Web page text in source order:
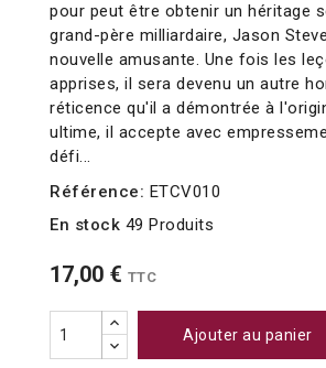
pour peut être obtenir un héritage
grand-père milliardaire, Jason
nouvelle amusante. Une fois les
apprises, il sera devenu un autre
réticence qu'il a démontrée à
ultime, il accepte avec
défi...
Référence: ETCV010
En stock 49 Produits
17,00 € TTC
Ajouter au panier